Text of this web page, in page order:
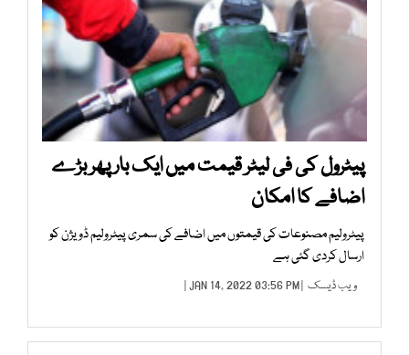
پیٹرول کی فی لیٹر قیمت میں ایک بار پھر بڑے
اضافے کا امکان
پیٹرولیم مصنوعات کی قیمتوں میں اضافے کی سمری پیٹرولیم ڈویژن کو
ارسال کردی گئی ہے
ویب ڈیسک | JAN 14, 2022 03:56 PM |